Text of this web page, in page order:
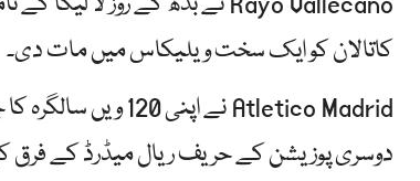
کاتالان کو ایک سخت ویلیکاس میں مات دی۔
دوسری پوزیشن کے حریف ریال میڈرڈ کے فرق